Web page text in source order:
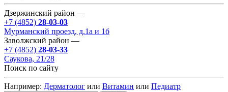
Дзержинский район —
+7 (4852) 28-03-03
Мурманский проезд, д.1а и 1б
Заволжский район —
+7 (4852) 28-03-33
Саукова, 21/28
Поиск по сайту
Например: Дерматолог или Витамин или Педиатр